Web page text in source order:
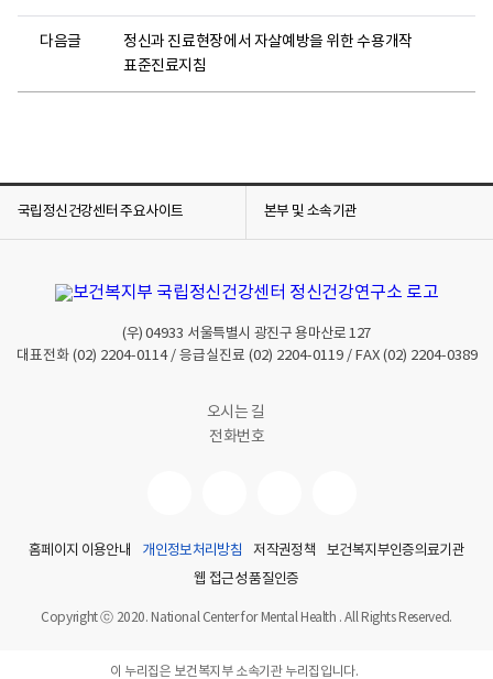
다음글
정신과 진료현장에서 자살예방을 위한 수용개작
표준진료지침
국립정신건강센터 주요사이트 본부 및 소속기관
(우)04933 서울특별시 광진구 용마산로 127
대표전화 (02) 2204-0114/ 응급실진료 (02) 2204-0119/ FAX (02) 2204-0389
오시는 길
전화번호
홈페이지 이용안내 개인정보처리방침 저작권정책
보건복지부인증의료기관
웹 접근성 품질인증
Copyright ⓒ 2020. National Center for Mental Health . All Rights Reserved.
이 누리집은 보건복지부 소속기관 누리집입니다.